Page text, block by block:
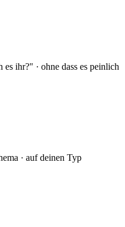
es ihr?" · ohne dass es peinlich
· auf deinen Typ